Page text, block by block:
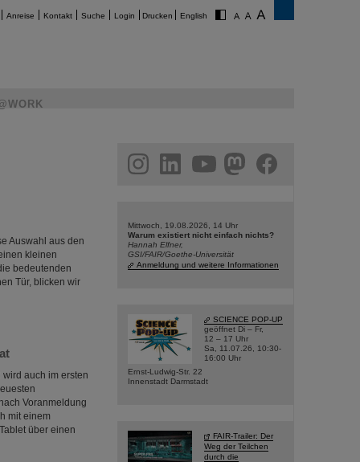
Anreise Kontakt Suche Login Drucken English
Auswahl aus den
kleinen
bedeutenden
Tür, blicken wir
wird auch im ersten
Voranmeldung
mit einem
über einen
facebook
Mittwoch, 19.08.2026, 14 Uhr
Warum existiert nicht einfach nichts?
Hannah Elfner,
GSI/FAIR/Goethe-Universität
Anmeldung und weitere Informationen
SCIENCE POP-UP
geöffnet Di – Fr,
12 – 17 Uhr
Sa, 11.07.26, 10:30-
16:00 Uhr
Ernst-Ludwig-Str. 22
Innenstadt Darmstadt
FAIR-Trailer: Der
Weg der Teilchen
durch die